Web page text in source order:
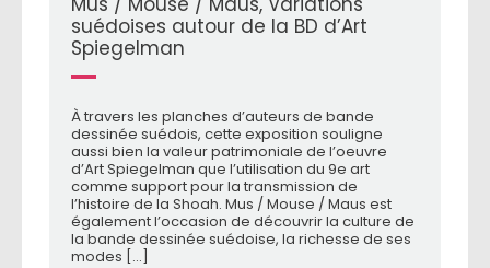
suédoises autour de la BD d’Art
Spiegelman
À travers les planches d’auteurs de bande
dessinée suédois, cette exposition souligne
aussi bien la valeur patrimoniale de l’oeuvre
d’Art Spiegelman que l’utilisation du 9e art
comme support pour la transmission de
l’histoire de la Shoah. Mus / Mouse / Maus est
également l’occasion de découvrir la culture de
la bande dessinée suédoise, la richesse de ses
modes [...]